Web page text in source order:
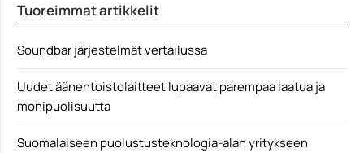
Tuoreimmat artikkelit
Soundbar järjestelmät vertailussa
Uudet äänentoistolaitteet lupaavat parempaa laatua ja
monipuolisuutta
Suomalaiseen puolustusteknologia-alan yritykseen